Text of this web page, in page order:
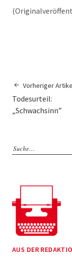
Vorheriger
Todesurteil:
„Schwachsinn”
AUS DER